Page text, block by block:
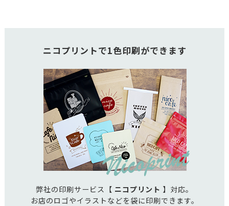
ニコプリントで1色印刷ができます
弊社の印刷サービス【 ニコプリント 】対応。
お店のロゴやイラストなどを袋に印刷できます。